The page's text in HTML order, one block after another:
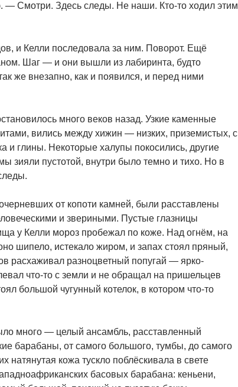
Смотри. Здесь следы. Не наши. Кто-то ходил этим
и Келли последовала за ним. Поворот. Ещё
Шаг — и они вышли из лабиринта, будто
же внезапно, как и появился, и перед ними
много веков назад. Узкие каменные
вились между хижин — низких, приземистых, с
глины. Некоторые халупы покосились, другие
пустотой, внутри было темно и тихо. Но в
от копоти камней, были расставлены
и звериными. Пустые глазницы
у Келли мороз пробежал по коже. Над огнём, на
шипело, истекало жиром, и запах стоял пряный,
расхаживал разноцветный попугай — ярко-
что-то с земли и не обращал на пришельцев
большой чугунный котелок, в котором что-то
много — целый ансамбль, расставленный
барабаны, от самого большого, тумбы, до самого
натянутая кожа тускло поблёскивала в свете
басовых барабана: кеньени,